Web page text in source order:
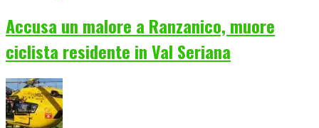
Accusa un malore a Ranzanico, muore
ciclista residente in Val Seriana